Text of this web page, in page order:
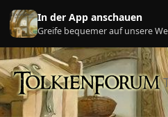
Zu Inhalt springen
In der App anschauen
Greife bequemer auf unsere